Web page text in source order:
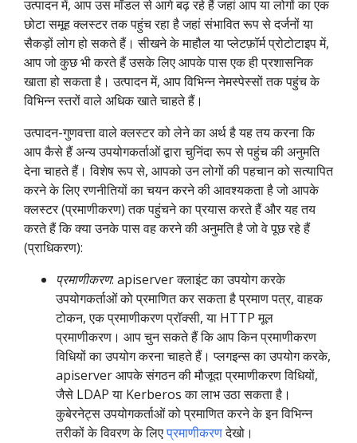
उत्पादन में, आप उस मॉडल से आगे बढ़ रहे हैं जहां आप या लोगों का एक
छोटा समूह क्लस्टर तक पहुंच रहा है जहां संभावित रूप से दर्जनों या
सैकड़ों लोग हो सकते हैं। सीखने के माहौल या प्लेटफ़ॉर्म प्रोटोटाइप में,
आप जो कुछ भी करते हैं उसके लिए आपके पास एक ही प्रशासनिक
खाता हो सकता है। उत्पादन में, आप विभिन्न नेमस्पेस्सों तक पहुंच के
विभिन्न स्तरों वाले अधिक खाते चाहते हैं।
उत्पादन-गुणवत्ता वाले क्लस्टर को लेने का अर्थ है यह तय करना कि
आप कैसे हैं अन्य उपयोगकर्ताओं द्वारा चुनिंदा रूप से पहुंच की अनुमति
देना चाहते हैं। विशेष रूप से, आपको उन लोगों की पहचान को सत्यापित
करने के लिए रणनीतियों का चयन करने की आवश्यकता है जो आपके
क्लस्टर (प्रमाणीकरण) तक पहुंचने का प्रयास करते हैं और यह तय
करते हैं कि क्या उनके पास वह करने की अनुमति है जो वे पूछ रहे हैं
(प्राधिकरण):
प्रमाणीकरण: apiserver क्लाइंट का उपयोग करके
उपयोगकर्ताओं को प्रमाणित कर सकता है प्रमाण पत्र, वाहक
टोकन, एक प्रमाणीकरण प्रॉक्सी, या HTTP मूल
प्रमाणीकरण। आप चुन सकते हैं कि आप किन प्रमाणीकरण
विधियों का उपयोग करना चाहते हैं। प्लगइन्स का उपयोग करके,
apiserver आपके संगठन की मौजूदा प्रमाणीकरण विधियों,
जैसे LDAP या Kerberos का लाभ उठा सकता है।
कुबेरनेट्स उपयोगकर्ताओं को प्रमाणित करने के इन विभिन्न
तरीकों के विवरण के लिएप्रमाणीकरणदेखो।